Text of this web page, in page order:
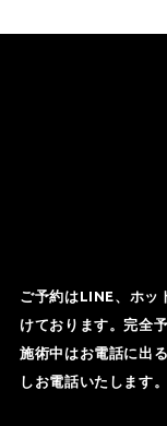
ご予約はLINE、ホッ
けております。完全
施術中はお電話に出
しお電話いたします。